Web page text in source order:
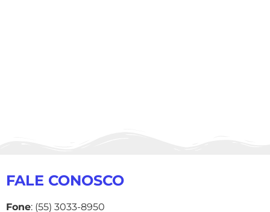
FALE CONOSCO
Fone: (55) 3033-8950